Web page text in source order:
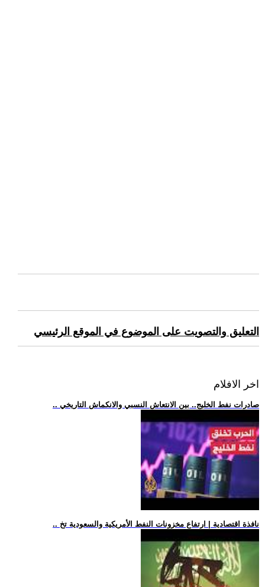
التعليق والتصويت على الموضوع في الموقع الرئيسي
اخر الافلام
.. صادرات نفط الخليج.. بين الانتعاش النسبي والانكماش التاريخي
.. نافذة اقتصادية | ارتفاع مخزونات النفط الأمريكية والسعودية تخ